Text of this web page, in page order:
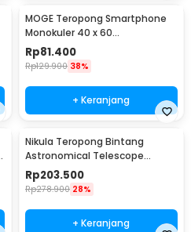
MOGE Teropong Smartphone
Monokuler 40 x 60
Magnification Zoom - KL1040
Rp81.400
Rp129.900 38%
+ Keranjang
Nikula Teropong Bintang
Astronomical Telescope
360/50mm 90x - F36050
Rp203.500
Rp278.900 28%
+ Keranjang